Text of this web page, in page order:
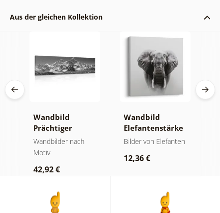
Aus der gleichen Kollektion
Wandbild
Prächtiger
Berggipfel in
Schwarz-Weiß
Wandbilder nach
Motiv
42,92 €
Wandbild
Elefantenstärke
und Ruhe
Bilder von Elefanten
12,36 €